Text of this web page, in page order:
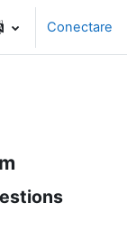
Conectare